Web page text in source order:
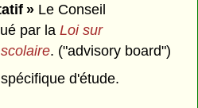
»Le Conseil
par laLoi sur
. ("advisory board")
d'étude.